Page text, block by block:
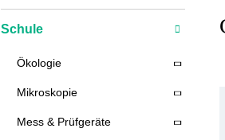
Schule
Ökologie
Mikroskopie
Mess & Prüfgeräte